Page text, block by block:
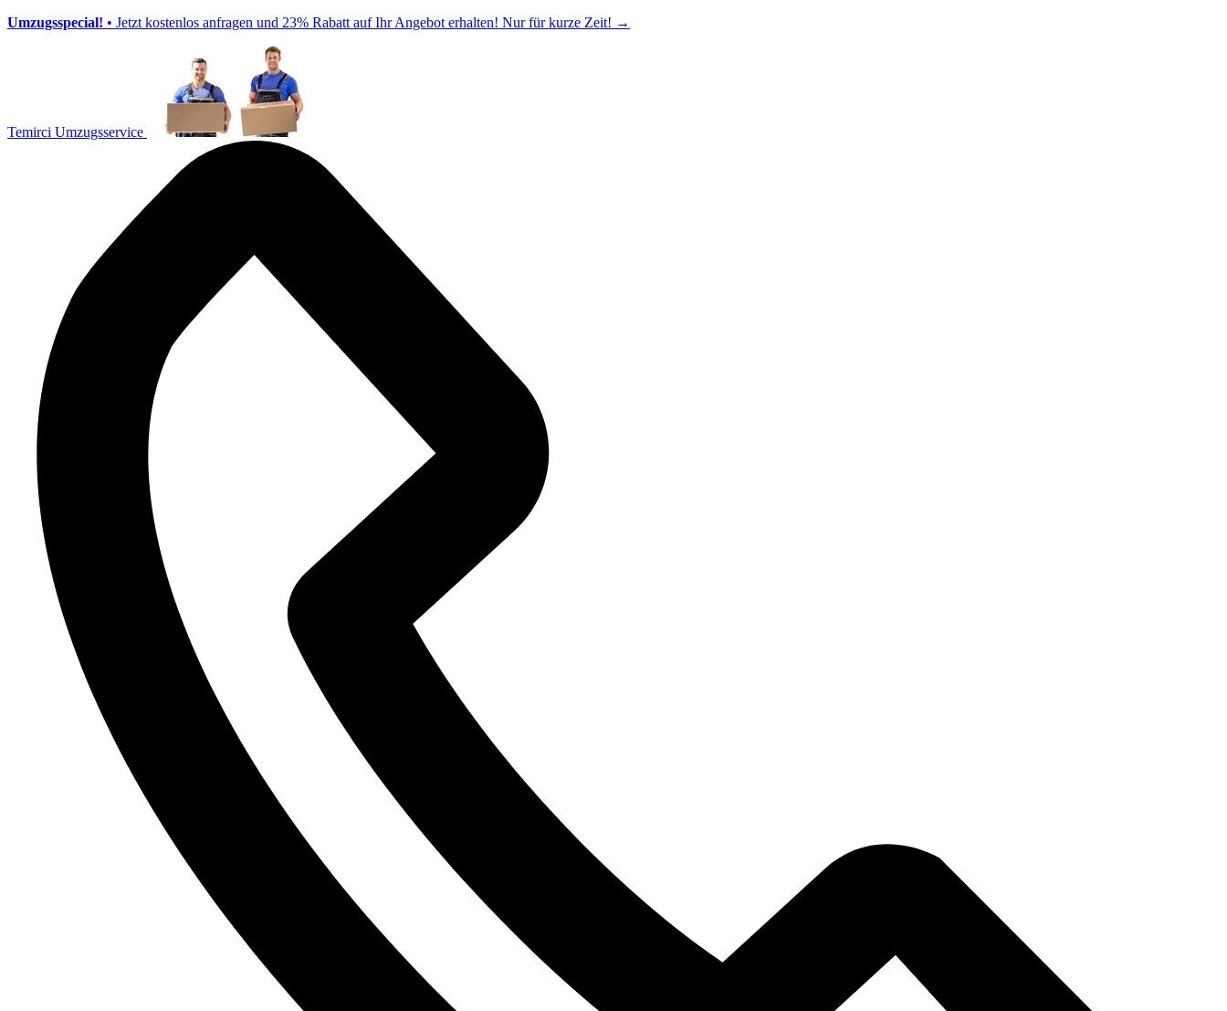
Umzugsspecial! • Jetzt kostenlos anfragen und 23% Rabatt auf Ihr Angebot erhalten! Nur für kurze Zeit! →
Temirci Umzugsservice